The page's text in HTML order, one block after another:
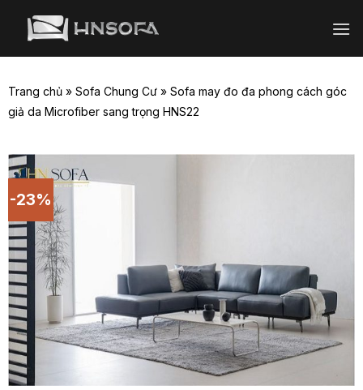
Trang chủ» Sofa Chung Cư» Sofa may đo đa phong cách góc
giả da Microfiber sang trọng HNS22
-23%